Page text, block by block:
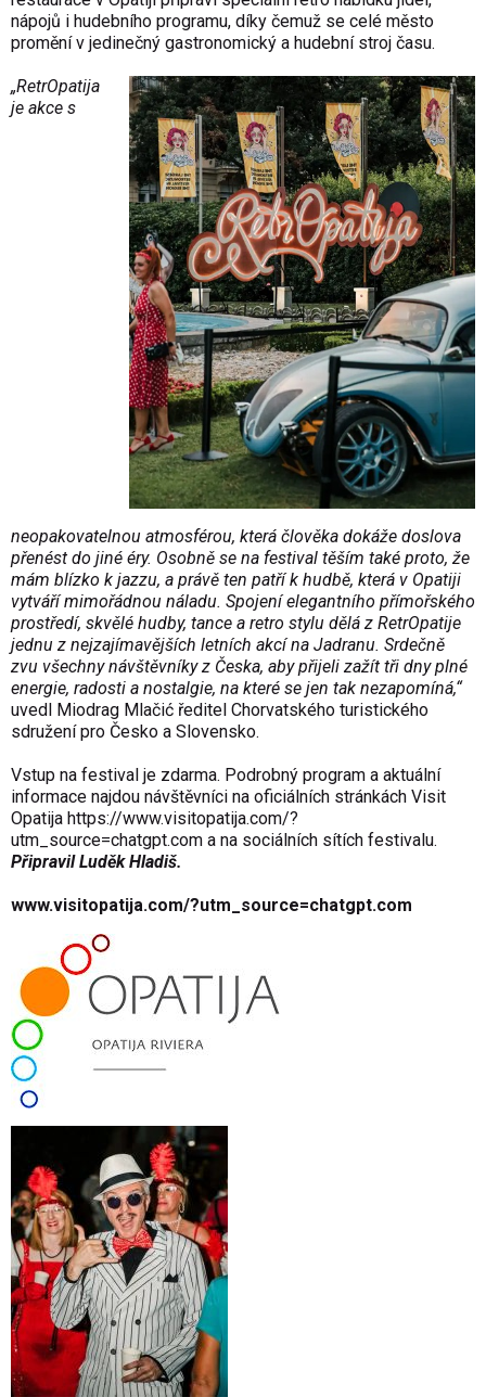
nápojů i hudebního programu, díky čemuž se celé město
promění v jedinečný gastronomický a hudební stroj času.
„RetrOpatija
je akce s
neopakovatelnou atmosférou, která člověka dokáže doslova
přenést do jiné éry. Osobně se na festival těším také proto, že
mám blízko k jazzu, a právě ten patří k hudbě, která v Opatiji
vytváří mimořádnou náladu. Spojení elegantního přímořského
prostředí, skvělé hudby, tance a retro stylu dělá z RetrOpatije
jednu z nejzajímavějších letních akcí na Jadranu. Srdečně
zvu všechny návštěvníky z Česka, aby přijeli zažít tři dny plné
energie, radosti a nostalgie, na které se jen tak nezapomíná,“
uvedl Miodrag Mlačić ředitel Chorvatského turistického
sdružení pro Česko a Slovensko.
Vstup na festival je zdarma. Podrobný program a aktuální
informace najdou návštěvníci na oficiálních stránkách Visit
Opatija https://www.visitopatija.com/?
utm_source=chatgpt.com a na sociálních sítích festivalu.
Připravil Luděk Hladiš.
www.visitopatija.com/?utm_source=chatgpt.com